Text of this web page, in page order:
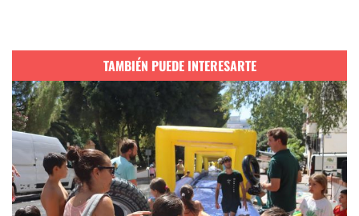
TAMBIÉN PUEDE INTERESARTE